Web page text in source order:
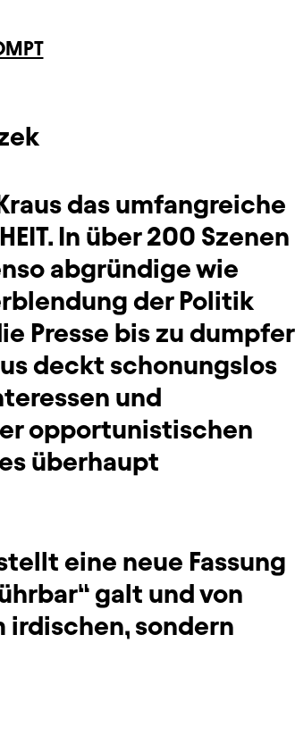
das umfangreiche
In über 200 Szenen
abgründige wie
der Politik
Presse bis zu dumpfer
deckt schonungslos
und
opportunistischen
überhaupt
eine neue Fassung
galt und von
irdischen, sondern